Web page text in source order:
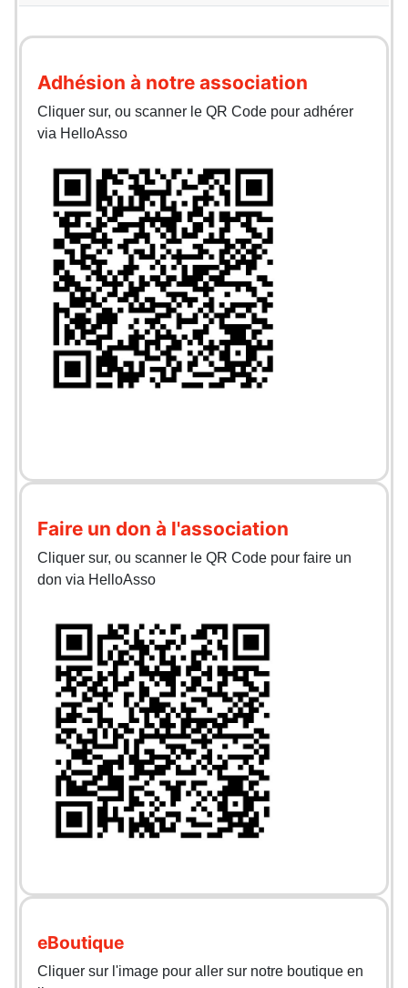
Adhésion à notre association
Cliquer sur, ou scanner le QR Code pour adhérer
via HelloAsso
Faire un don à l'association
Cliquer sur, ou scanner le QR Code pour faire un
don via HelloAsso
eBoutique
Cliquer sur l'image pour aller sur notre boutique en